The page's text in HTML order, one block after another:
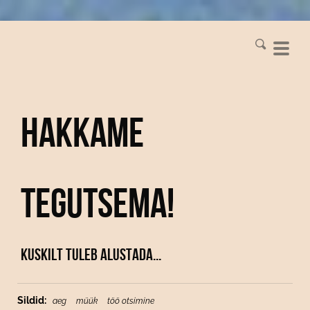
Hakkame
tegutsema!
Kuskilt tuleb alustada...
Sildid: aeg müük töö otsimine